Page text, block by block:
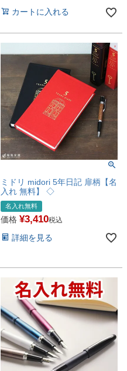
カートに入れる
ミドリ midori 5年日記 扉柄【名
入れ 無料】 ◇
名入れ無料
価格 ¥3,410税込
詳細を見る